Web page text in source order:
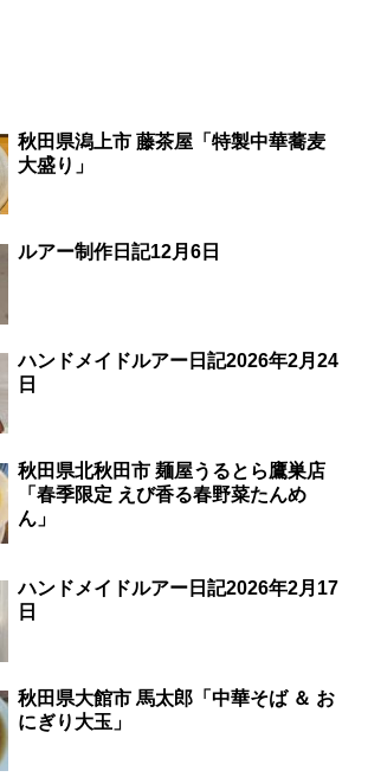
秋田県潟上市 藤茶屋「特製中華蕎麦
大盛り」
ルアー制作日記12月6日
ハンドメイドルアー日記2026年2月24
日
秋田県北秋田市 麺屋うるとら鷹巣店
「春季限定 えび香る春野菜たんめ
ん」
ハンドメイドルアー日記2026年2月17
日
秋田県大館市 馬太郎「中華そば ＆ お
にぎり大玉」